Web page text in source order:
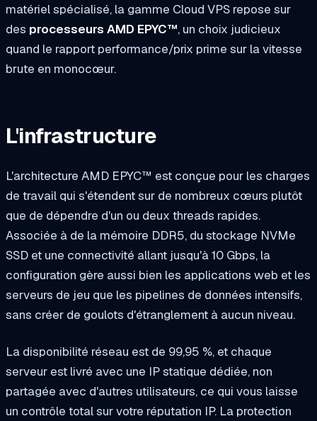
matériel spécialisé, la gamme Cloud VPS repose sur
des processeurs AMD EPYC™, un choix judicieux
quand le rapport performance/prix prime sur la vitesse
brute en monocœur.
L'infrastructure
L'architecture AMD EPYC™ est conçue pour les charges
de travail qui s'étendent sur de nombreux cœurs plutôt
que de dépendre d'un ou deux threads rapides.
Associée à de la mémoire DDR5, du stockage NVMe
SSD et une connectivité allant jusqu'à 10 Gbps, la
configuration gère aussi bien les applications web et les
serveurs de jeu que les pipelines de données intensifs,
sans créer de goulots d'étranglement à aucun niveau.
La disponibilité réseau est de 99,95 %, et chaque
serveur est livré avec une IP statique dédiée, non
partagée avec d'autres utilisateurs, ce qui vous laisse
un contrôle total sur votre réputation IP. La protection